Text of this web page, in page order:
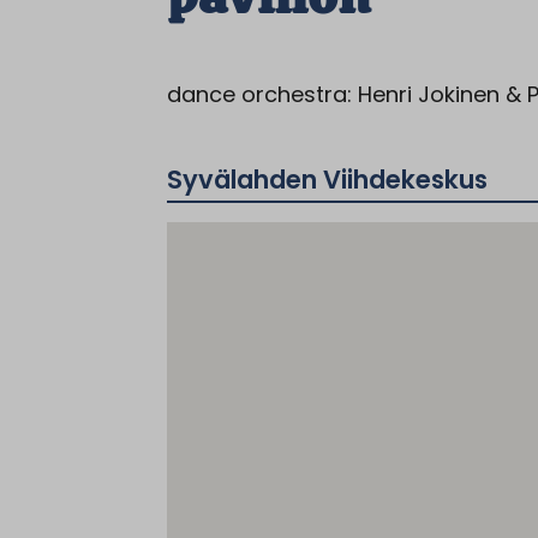
dance orchestra: Henri Jokinen &
Syvälahden Viihdekeskus